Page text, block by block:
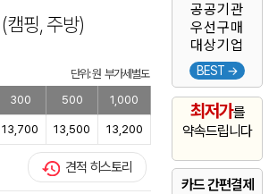
공공기관
우선구매
대상기업
BEST →
최저가를
약속드립니다
카드 간편결제
(캠핑, 주방)
단위: 원 부가세별도
300 500 1,000
13,700 13,500 13,200
견적 히스토리